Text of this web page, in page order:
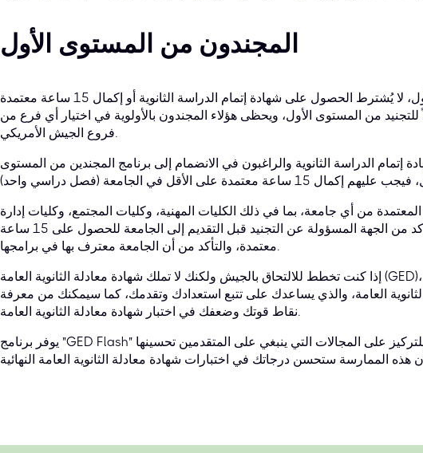
المجندون من المستوى الأول
في عملية التجنيد من المستوى الأول، لا يُشترط الحصول على شهادة إتمام الدراسة الثانوية أو إكمال 15 ساعة معتمدة
من المستوى الأول، ويحظى هؤلاء المجندون بالأولوية في اختيار أي فرع من
فروع الجيش الأمريكي.
إتمام الدراسة الثانوية والراغبون في الانضمام إلى برنامج المجندين من المستوى
من أي جامعة، بما في ذلك الكليات المهنية، وكليات المجتمع، وكليات إدارة
الأعمال. يُنصح المرشحون بالتأكد من الجهة المسؤولة عن التجنيد قبل التقديم إلى الجامعة للحصول على 15 ساعة
معتمدة، والتأكد من أن الجامعة معترف بها في برامجها.
إذا كنت تخطط للالتحاق بالجيش ولكنك لا تملك شهادة معادلة الثانوية العامة (GED)، فابدأ ببرنامج "GED Ready"، وهو
العامة، والذي يساعدك على تتبع استعدادك وتقدمك، كما سيمكنك من معرفة
نقاط قوتك وضعفك في اختبار شهادة معادلة الثانوية العامة.
يوفر برنامج "GED Flash" أيضًا مواد دراسية وخططًا مخصصة للتركيز على المجالات التي ينبغي على المتقدمين تحسينها